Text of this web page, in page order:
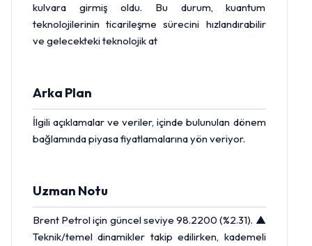
kulvara girmiş oldu. Bu durum, kuantum
teknolojilerinin ticarileşme sürecini hızlandırabilir
ve gelecekteki teknolojik at
Arka Plan
İlgili açıklamalar ve veriler, içinde bulunulan dönem
bağlamında piyasa fiyatlamalarına yön veriyor.
Uzman Notu
Brent Petroliçin güncel seviye 98.2200 (%2.31). ▲
Teknik/temel dinamikler takip edilirken, kademeli